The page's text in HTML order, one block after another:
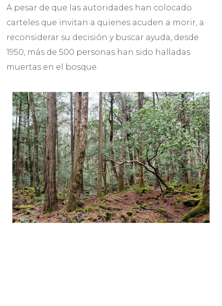
A pesar de que las autoridades han colocado
carteles que invitan a quienes acuden a morir, a
reconsiderar su decisión y buscar ayuda, desde
1950, más de 500 personas han sido halladas
muertas en el bosque.